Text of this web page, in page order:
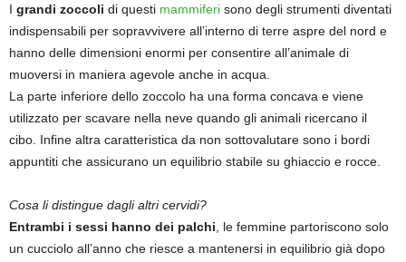
I grandi zoccoli di questi mammiferi sono degli strumenti diventati
indispensabili per sopravvivere all’interno di terre aspre del nord e
hanno delle dimensioni enormi per consentire all’animale di
muoversi in maniera agevole anche in acqua.
La parte inferiore dello zoccolo ha una forma concava e viene
utilizzato per scavare nella neve quando gli animali ricercano il
cibo. Infine altra caratteristica da non sottovalutare sono i bordi
appuntiti che assicurano un equilibrio stabile su ghiaccio e rocce.
Cosa li distingue dagli altri cervidi?
Entrambi i sessi hanno dei palchi , le femmine partoriscono solo
un cucciolo all’anno che riesce a mantenersi in equilibrio già dopo